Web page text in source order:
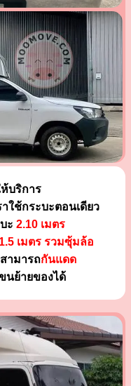
บริการ
ใช้กระบะตอนเดียว
ะ 2.10 เมตร
เมตร รวมซุ้มล้อ
สามารถกันแดด
ย้ายของได้